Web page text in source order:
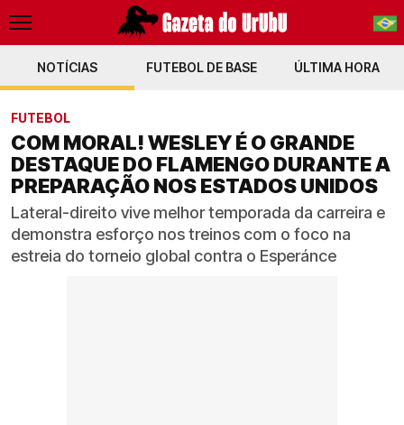
PT-BR
NOTÍCIAS FUTEBOL DE BASE ÚLTIMA HORA
FUTEBOL
COM MORAL! WESLEY É O GRANDE
DESTAQUE DO FLAMENGO DURANTE A
PREPARAÇÃO NOS ESTADOS UNIDOS
Lateral-direito vive melhor temporada da carreira e
demonstra esforço nos treinos com o foco na
estreia do torneio global contra o Esperánce